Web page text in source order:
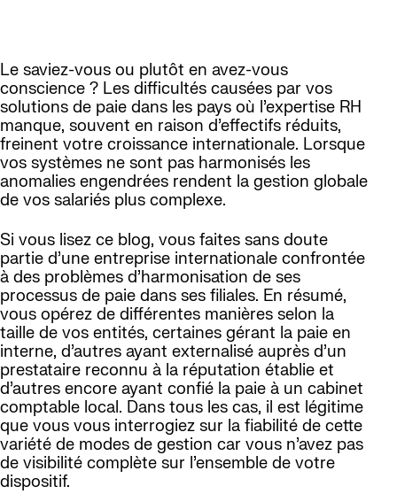
Le saviez-vous ou plutôt en avez-vous
conscience ? Les difficultés causées par vos
solutions de paie dans les pays où l’expertise RH
manque, souvent en raison d’effectifs réduits,
freinent votre croissance internationale. Lorsque
vos systèmes ne sont pas harmonisés les
anomalies engendrées rendent la gestion globale
de vos salariés plus complexe.
Si vous lisez ce blog, vous faites sans doute
partie d’une entreprise internationale confrontée
à des problèmes d’harmonisation de ses
processus de paie dans ses filiales. En résumé,
vous opérez de différentes manières selon la
taille de vos entités, certaines gérant la paie en
interne, d’autres ayant externalisé auprès d’un
prestataire reconnu à la réputation établie et
d’autres encore ayant confié la paie à un cabinet
comptable local. Dans tous les cas, il est légitime
que vous vous interrogiez sur la fiabilité de cette
variété de modes de gestion car vous n’avez pas
de visibilité complète sur l’ensemble de votre
dispositif.